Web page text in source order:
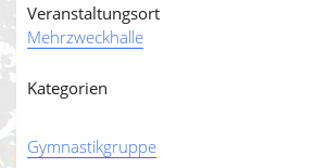
Veranstaltungsort
Mehrzweckhalle
Kategorien
Gymnastikgruppe